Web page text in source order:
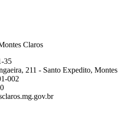
Claros
35
211 - Santo Expedito, Montes
002